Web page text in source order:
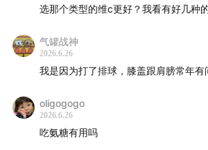
03:38 Hyrox比赛受伤经历
影响复合容量的因素
选那个类型的维c更好？我看有好几种
气罐战神
2026.6.26
我是因为打了排球，膝盖跟肩膀常年有
oligogogo
2026.6.26
吃氨糖有用吗